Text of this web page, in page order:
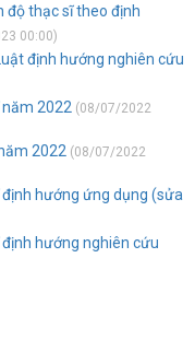
độ thạc sĩ theo định
00:00)
định hướng nghiên cứu
2022 (08/07/2022
2022 (08/07/2022
hướng ứng dụng (sửa
hướng nghiên cứu